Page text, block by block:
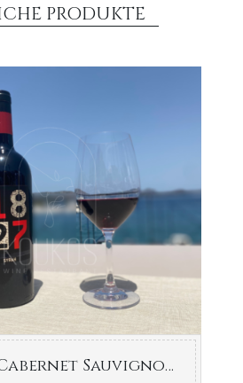
PRODUKTE
1827 Bio Cabernet Sauvignon Navarino Weinberge 750ml